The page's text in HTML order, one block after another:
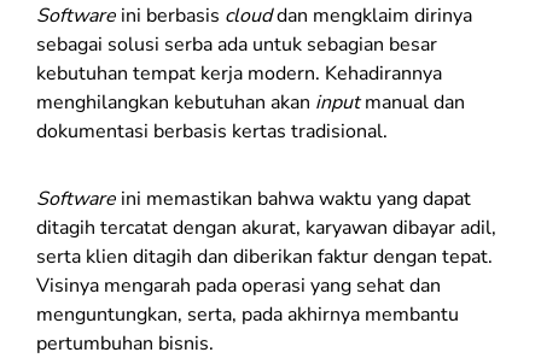
Software ini berbasis clouddan mengklaim dirinya
sebagai solusi serba ada untuk sebagian besar
kebutuhan tempat kerja modern. Kehadirannya
menghilangkan kebutuhan akan inputmanual dan
dokumentasi berbasis kertas tradisional.
Software ini memastikan bahwa waktu yang dapat
ditagih tercatat dengan akurat, karyawan dibayar adil,
serta klien ditagih dan diberikan faktur dengan tepat.
Visinya mengarah pada operasi yang sehat dan
menguntungkan, serta, pada akhirnya membantu
pertumbuhan bisnis.